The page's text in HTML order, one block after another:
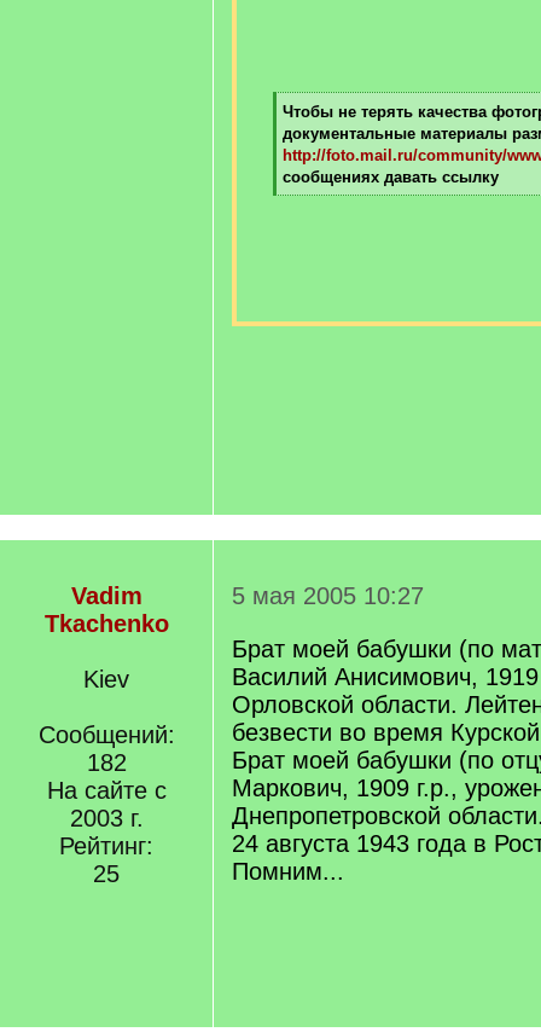
[
q
]
Чтобы не терять качества
документальные материалы
http://foto.mail.ru/community/
сообщениях давать ссылку
[
Vadim
Tkachenko
Kiev
Сообщений:
182
На сайте с
2003 г.
Рейтинг:
25
5 мая 2005 10:27
Брат моей бабушки (по
Василий Анисимович,
Орловской области.
безвести во время
Брат моей бабушки (по
Маркович, 1909 г.р.,
Днепропетровской
24 августа 1943 года в
Помним...